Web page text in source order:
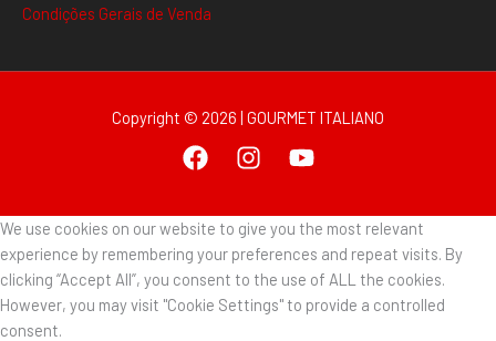
Condições Gerais de Venda
Copyright © 2026 | GOURMET ITALIANO
We use cookies on our website to give you the most relevant
experience by remembering your preferences and repeat visits. By
clicking “Accept All”, you consent to the use of ALL the cookies.
However, you may visit "Cookie Settings" to provide a controlled
consent.